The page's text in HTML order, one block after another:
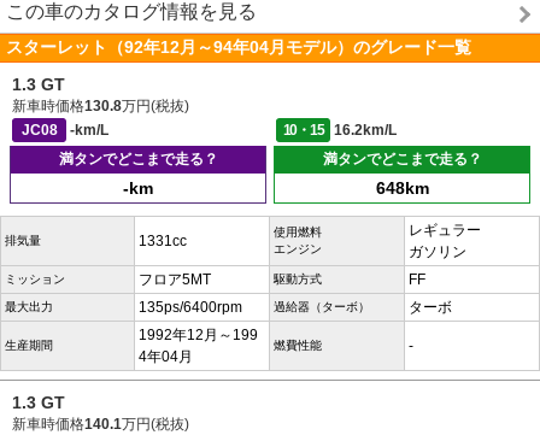
この車のカタログ情報を見る
スターレット（92年12月～94年04月モデル）のグレード一覧
1.3 GT
新車時価格130.8万円(税抜)
JC08
-km/L 10・15
16.2km/L
満タンでどこまで走る？
-km
満タンでどこまで走る？
648km
排気量 1331cc
使用燃料
エンジン
レギュラー
ガソリン
ミッション フロア5MT 駆動方式 FF
最大出力 135ps/6400rpm 過給器（ターボ） ターボ
生産期間
1992年12月～199
4年04月
燃費性能 -
1.3 GT
新車時価格140.1万円(税抜)